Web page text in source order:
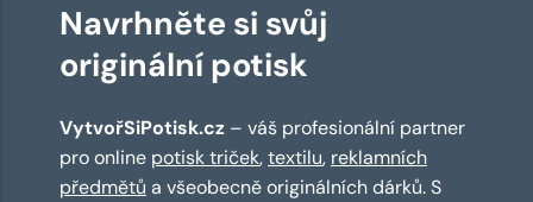
Navrhněte si svůj
originální potisk
VytvořSiPotisk.cz – váš profesionální partner
pro online potisk triček,textilu, reklamních
předmětů a všeobecně originálních dárků. S